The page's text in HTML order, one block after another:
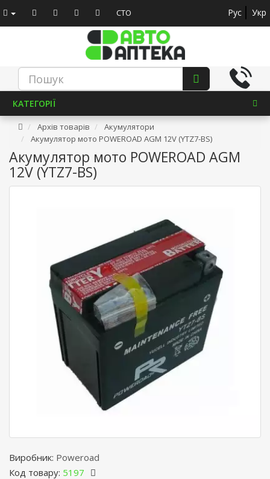
СТО Рус Укр
КАТЕГОРІЇ
Архів товарів
Акумулятори
Акумулятор мото POWEROAD AGM 12V (YTZ7-BS)
Акумулятор мото POWEROAD AGM
12V (YTZ7-BS)
Виробник: Poweroad
Код товару: 5197